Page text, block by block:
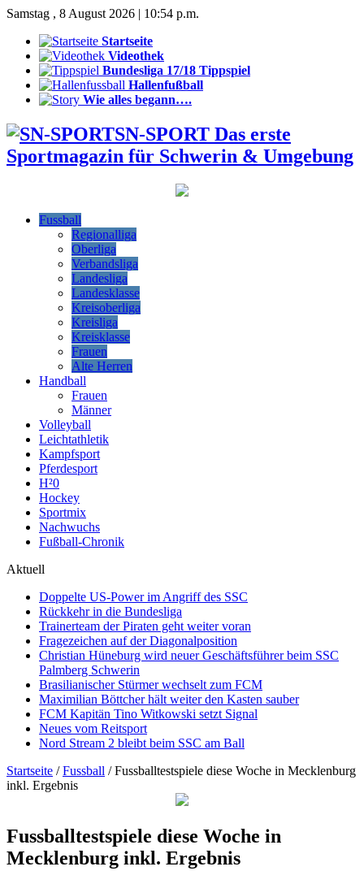
Samstag , 8 August 2026 | 10:54 p.m.
Startseite
Videothek
Bundesliga 17/18 Tippspiel
Hallenfußball
Wie alles begann….
SN-SPORT Das erste
Sportmagazin für Schwerin & Umgebung
Fussball
Regionalliga
Oberliga
Verbandsliga
Landesliga
Landesklasse
Kreisoberliga
Kreisliga
Kreisklasse
Frauen
Alte Herren
Handball
Frauen
Männer
Volleyball
Leichtathletik
Kampfsport
Pferdesport
H²0
Hockey
Sportmix
Nachwuchs
Fußball-Chronik
Aktuell
Doppelte US-Power im Angriff des SSC
Rückkehr in die Bundesliga
Trainerteam der Piraten geht weiter voran
Fragezeichen auf der Diagonalposition
Christian Hüneburg wird neuer Geschäftsführer beim SSC
Palmberg Schwerin
Brasilianischer Stürmer wechselt zum FCM
Maximilian Böttcher hält weiter den Kasten sauber
FCM Kapitän Tino Witkowski setzt Signal
Neues vom Reitsport
Nord Stream 2 bleibt beim SSC am Ball
Startseite / Fussball / Fussballtestspiele diese Woche in Mecklenburg
inkl. Ergebnis
Fussballtestspiele diese Woche in
Mecklenburg inkl. Ergebnis